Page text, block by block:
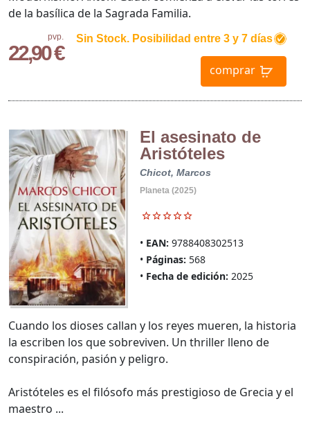
pvp.
22,90 €
Sin Stock. Posibilidad entre 3 y 7 días
comprar
de la basílica de la Sagrada Familia.
El asesinato de
Aristóteles
Chicot, Marcos
Planeta (2025)
EAN: 9788408302513
Páginas: 568
Fecha de edición: 2025
Cuando los dioses callan y los reyes mueren, la historia
la escriben los que sobreviven. Un thriller lleno de
conspiración, pasión y peligro.
Aristóteles es el filósofo más prestigioso de Grecia y el
maestro ...